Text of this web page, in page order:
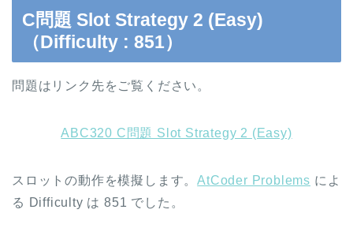
C問題 Slot Strategy 2 (Easy)
（Difficulty : 851）
問題はリンク先をご覧ください。
ABC320 C問題 Slot Strategy 2 (Easy)
スロットの動作を模擬します。AtCoder Problems によ
る Difficulty は 851 でした。